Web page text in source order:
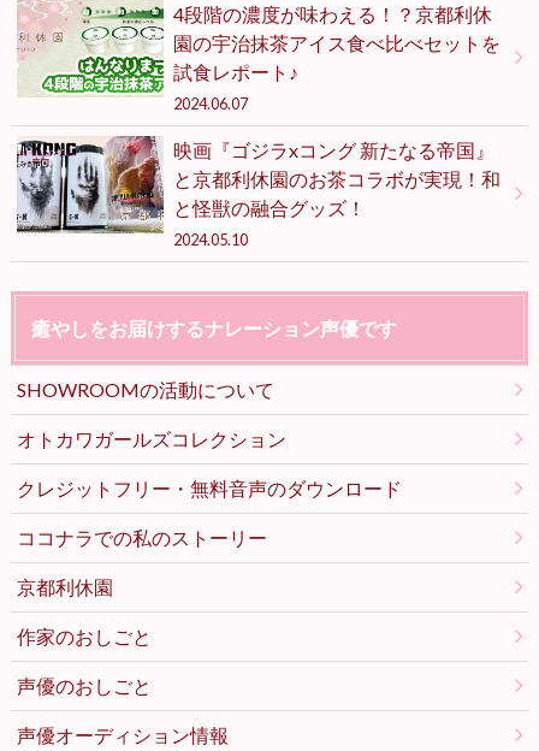
4段階の濃度が味わえる！？京都利休
園の宇治抹茶アイス食べ比べセットを
試食レポート♪
2024.06.07
映画『ゴジラxコング 新たなる帝国』
と京都利休園のお茶コラボが実現！和
と怪獣の融合グッズ！
2024.05.10
癒やしをお届けするナレーション声優です
SHOWROOMの活動について
オトカワガールズコレクション
クレジットフリー・無料音声のダウンロード
ココナラでの私のストーリー
京都利休園
作家のおしごと
声優のおしごと
声優オーディション情報